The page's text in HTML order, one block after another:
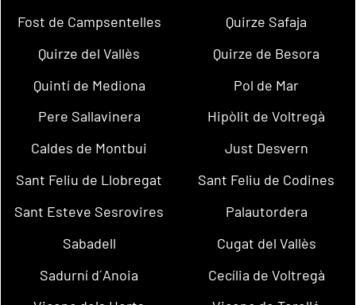
Fost de Campsentelles
Quirze Safaja
Quirze del Vallès
Quirze de Besora
Quintí de Mediona
Pol de Mar
Pere Sallavinera
Hipòlit de Voltregà
Caldes de Montbui
Just Desvern
Sant Feliu de Llobregat
Sant Feliu de Codines
Sant Esteve Sesrovires
Palautordera
Sabadell
Cugat del Vallès
Sadurní d´Anoia
Cecília de Voltregà